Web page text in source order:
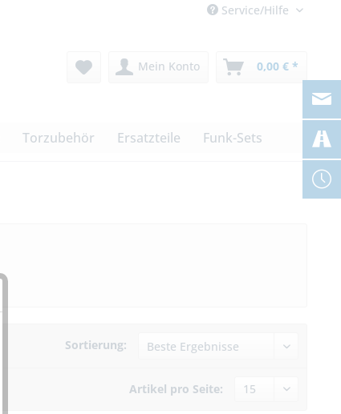
Service/Hilfe
Mein Konto 0,00 € *
Torzubehör Ersatzteile Funk-Sets
Sortierung:
Artikel pro Seite: